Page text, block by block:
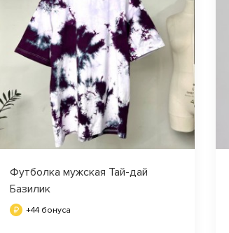
Футболка мужская Тай-дай
Базилик
+44 бонуса